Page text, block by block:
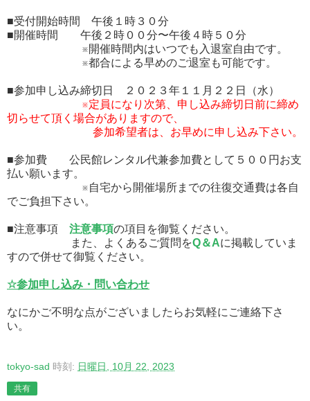
■受付開始時間 午後１時３０分
■開催時間 午後２時００分〜午後４時５０分
※開催時間内はいつでも入退室自由です。
※都合による早めのご退室も可能です。
■参加申し込み締切日 ２０２３年１１月２２日（水）
※定員になり次第、申し込み締切日前に締め
切らせて頂く場合がありますので、
参加希望者は、お早めに申し込み下さい。
■参加費 公民館レンタル代兼参加費として５００円お支
払い願います。
※自宅から開催場所までの往復交通費は各自
でご負担下さい。
■注意事項 注意事項の項目を御覧ください。
また、よくあるご質問をQ＆Aに掲載していま
すので併せて御覧ください。
☆参加申し込み・問い合わせ
なにかご不明な点がございましたらお気軽にご連絡下さ
い。
tokyo-sad 時刻: 日曜日, 10月 22, 2023
共有